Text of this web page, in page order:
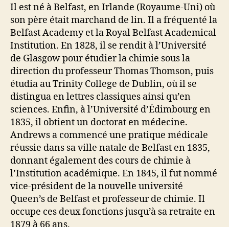
Il est né à Belfast, en Irlande (Royaume-Uni) où
son père était marchand de lin. Il a fréquenté la
Belfast Academy et la Royal Belfast Academical
Institution. En 1828, il se rendit à l’Université
de Glasgow pour étudier la chimie sous la
direction du professeur Thomas Thomson, puis
étudia au Trinity College de Dublin, où il se
distingua en lettres classiques ainsi qu’en
sciences. Enfin, à l’Université d’Édimbourg en
1835, il obtient un doctorat en médecine.
Andrews a commencé une pratique médicale
réussie dans sa ville natale de Belfast en 1835,
donnant également des cours de chimie à
l’Institution académique. En 1845, il fut nommé
vice-président de la nouvelle université
Queen’s de Belfast et professeur de chimie. Il
occupe ces deux fonctions jusqu’à sa retraite en
1879 à 66 ans.